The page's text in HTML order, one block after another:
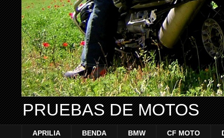
PRUEBAS DE MOTOS
APRILIA BENDA BMW CF MOTO